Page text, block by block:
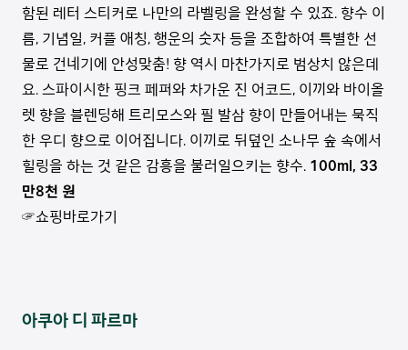
함된 레터 스티커로 나만의 라벨링을 완성할 수 있죠. 향수 이
름, 기념일, 커플 애칭, 행운의 숫자 등을 조합하여 특별한 선
물로 건네기에 안성맞춤! 향 역시 마찬가지로 범상치 않은데
요. 스파이시한 핑크 페퍼와 차가운 진 어코드, 이끼와 바이올
렛 향을 블렌딩해 트리모스와 필 발삼 향이 만들어내는 묵직
한 우디 향으로 이어집니다. 이끼로 뒤덮인 소나무 숲 속에서
힐링을 하는 것 같은 감흥을 불러일으키는 향수. 100ml, 33
만8천 원
☞쇼핑바로가기
아쿠아 디 파르마